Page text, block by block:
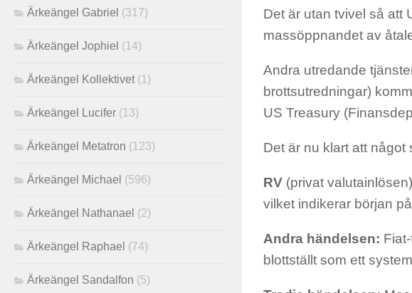
Det är utan tvivel så att
massöppnandet av
Andra utredande
brottsutredningar)
US Treasury
Det är nu klart att något
RV (privat
vilket indikerar början
Andra händelsen:
blottställt som ett
Ärkeängel Gabriel (317)
Ärkeängel Jophiel (14)
Ärkeängel Kollektivet (1)
Ärkeängel Lucifer (13)
Ärkeängel Metatron (123)
Ärkeängel Michael (596)
Ärkeängel Nathanael (2)
Ärkeängel Raphael (74)
Ärkeängel Sandalfon (5)